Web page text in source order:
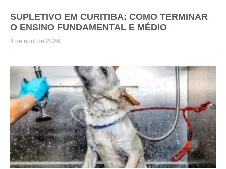
SUPLETIVO EM CURITIBA: COMO TERMINAR
O ENSINO FUNDAMENTAL E MÉDIO
4 de abril de 2026